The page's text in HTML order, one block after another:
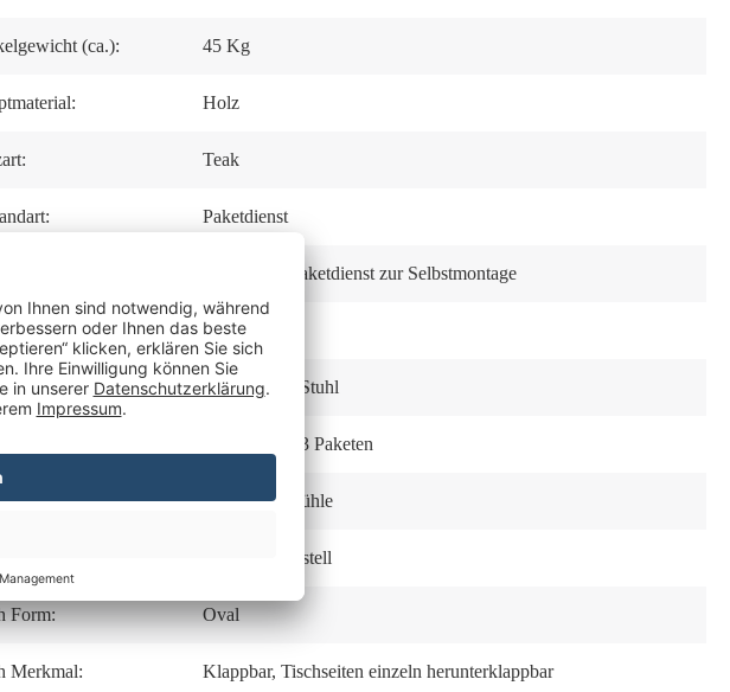
(ca.): 45 Kg
Holz
Teak
Paketdienst
Zerlegt per Paketdienst zur Selbstmontage
klappbar
aus: 1x Tisch , 2x Stuhl
Lieferung in 3 Paketen
Tisch inkl. Stühle
modernes Gestell
Form: Oval
Merkmal: Klappbar, Tischseiten einzeln herunterklappbar